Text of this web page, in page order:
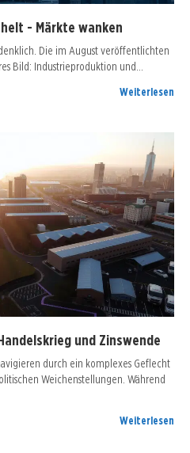
- Märkte wanken
Die im August veröffentlichten
Bild: Industrieproduktion und…
Weiterlesen
und Zinswende
durch ein komplexes Geflecht
Weichenstellungen. Während
Weiterlesen